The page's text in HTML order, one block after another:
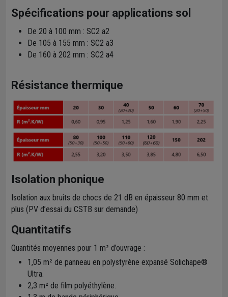
Spécifications pour applications sol
De 20 à 100 mm : SC2 a2
De 105 à 155 mm : SC2 a3
De 160 à 202 mm : SC2 a4
Résistance thermique
Isolation phonique
Isolation aux bruits de chocs de 21 dB en épaisseur 80 mm et
plus (PV d’essai du CSTB sur demande)
Quantitatifs
Quantités moyennes pour 1 m² d’ouvrage :
1,05 m² de panneau en polystyrène expansé Solichape®
Ultra.
2,3 m² de film polyéthylène.